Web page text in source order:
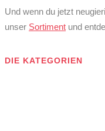
Und wenn du jetzt
unser Sortiment und
D IE KATEGORIEN